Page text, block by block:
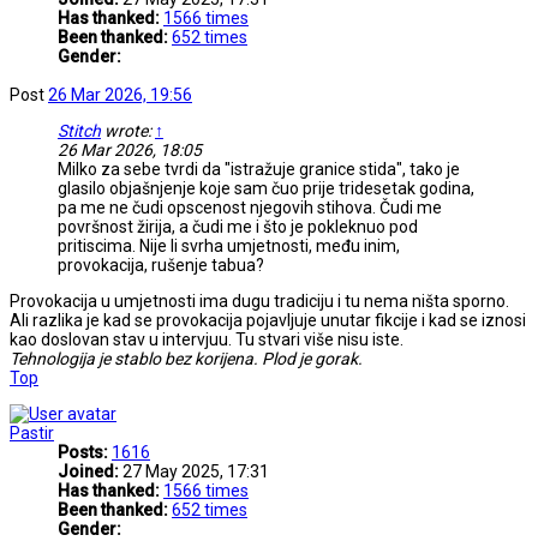
Has thanked: 1566 times
Been thanked:652 times
Gender:
Post26 Mar 2026, 19:56
Stitch wrote: ↑
26 Mar 2026, 18:05
Milko za sebe tvrdi da "istražuje granice stida", tako je
glasilo objašnjenje koje sam čuo prije tridesetak godina,
pa me ne čudi opscenost njegovih stihova. Čudi me
površnost žirija, a čudi me i što je pokleknuo pod
pritiscima. Nije li svrha umjetnosti, među inim,
provokacija, rušenje tabua?
Provokacija u umjetnosti ima dugu tradiciju i tu nema ništa sporno.
Ali razlika je kad se provokacija pojavljuje unutar fikcije i kad se iznosi
kao doslovan stav u intervjuu. Tu stvari više nisu iste.
Tehnologija je stablo bez korijena. Plod je gorak.
Top
Pastir
Posts: 1616
Joined:27 May 2025, 17:31
Has thanked: 1566 times
Been thanked:652 times
Gender: